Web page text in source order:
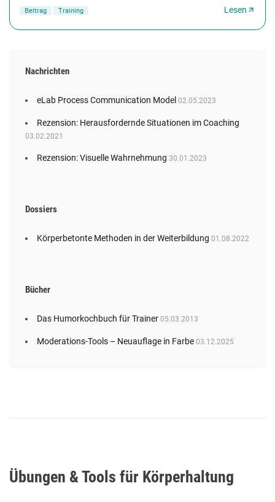
Beitrag Training Lesen
Nachrichten
eLab Process Communication Model 02.05.2023
Rezension: Herausfordernde Situationen im Coaching
03.02.2021
Rezension: Visuelle Wahrnehmung 30.01.2023
Dossiers
Körperbetonte Methoden in der Weiterbildung 01.08.2022
Bücher
Das Humorkochbuch für Trainer 05.03.2013
Moderations-Tools – Neuauflage in Farbe 03.12.2025
Übungen & Tools für Körperhaltung